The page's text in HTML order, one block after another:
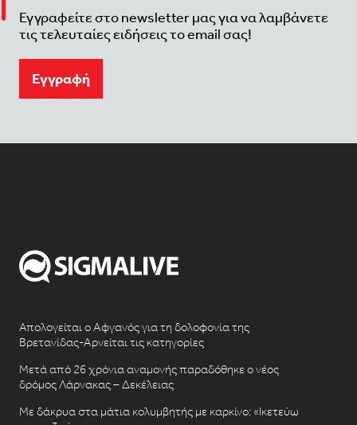
Εγγραφείτε στο newsletter μας για να λαμβάνετε
τις τελευταίες ειδήσεις το email σας!
Eγγραφή
Απολογείται ο Αφγανός για τη δολοφονία της
Βρετανίδας-Αρνείται τις κατηγορίες
Μετά από 26 χρόνια αναμονής παραδόθηκε ο νέος
δρόμος Λάρνακας – Δεκέλειας
Με δάκρυα στα μάτια κολυμβητής με καρκίνο: «Ικετεύω